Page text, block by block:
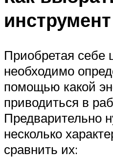
инструмент
Приобретая себе
необходимо
помощью какой
приводиться в
Предварительно
несколько
сравнить их: